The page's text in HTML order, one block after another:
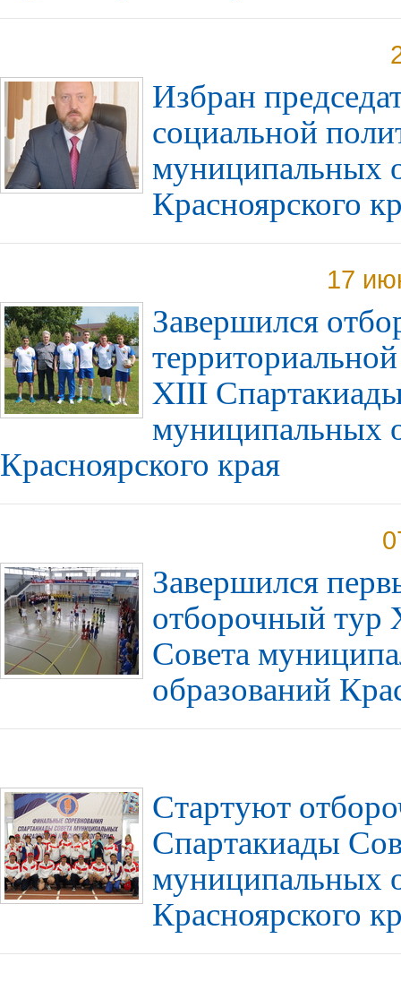
Избран
социальной
муниципальных
Красноярского
17
Завершился
XIII
муниципальных
Красноярского края
Завершился
отборочный тур
Совета
образований
Стартуют
Спартакиады
муниципальных
Красноярского